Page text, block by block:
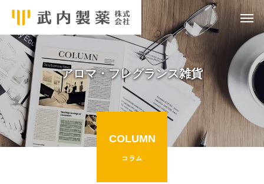
アロマ・フレグランス雑貨
COLUMN
コラム